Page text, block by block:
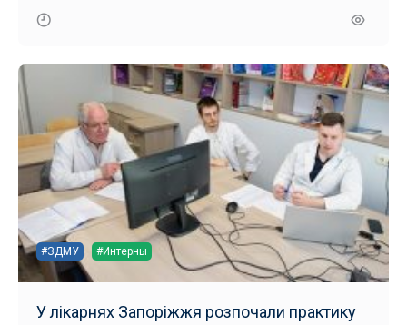
груп населення
#ЗДМУ #Интерны
У лікарнях Запоріжжя розпочали практику